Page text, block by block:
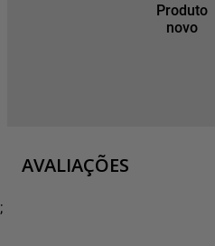
Produto
novo
AVALIAÇÕES
;